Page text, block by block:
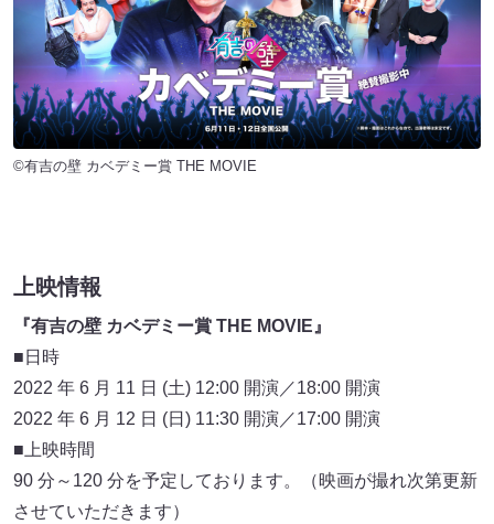
©有吉の壁 カベデミー賞 THE MOVIE
上映情報
『有吉の壁 カベデミー賞 THE MOVIE』
■日時
2022 年 6 月 11 日 (土) 12:00 開演／18:00 開演
2022 年 6 月 12 日 (日) 11:30 開演／17:00 開演
■上映時間
90 分～120 分を予定しております。（映画が撮れ次第更新
させていただきます）